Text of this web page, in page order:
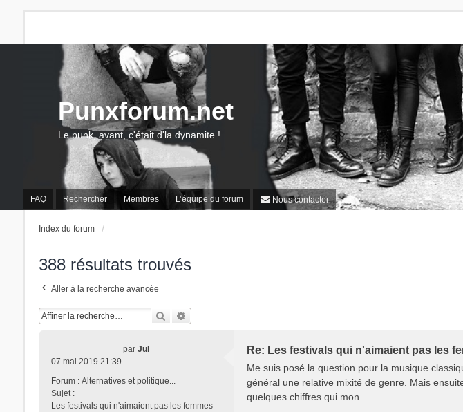
FAQ Rechercher Membres L’équipe du forum Nous contacter
Punxforum.net
Le punk, avant, c'était d'la dynamite !
Index du forum
388 résultats trouvés
Aller à la recherche avancée
Rechercher
parJul
07 mai 2019 21:39
Forum : Alternatives et politique...
Sujet :
Les festivals qui n'aimaient pas les femmes
Re: Les festivals qui n'aimaient pas les
Me suis posé la question pour la musique
général une relative mixité de genre. Mais
quelques chiffres qui mon...